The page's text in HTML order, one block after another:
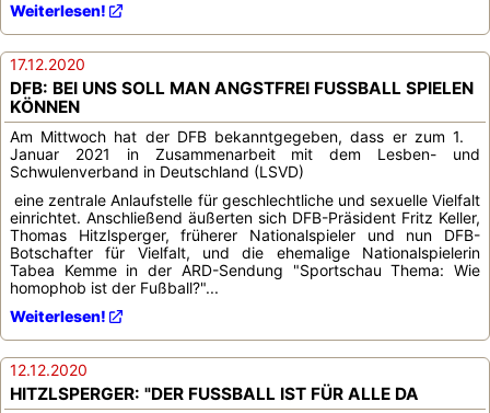
Weiterlesen!
17.12.2020
DFB: BEI UNS SOLL MAN ANGSTFREI FUSSBALL SPIELEN
KÖNNEN
Am Mittwoch hat der DFB bekanntgegeben, dass er zum 1.
Januar 2021 in Zusammenarbeit mit dem Lesben- und
Schwulenverband in Deutschland (LSVD)
eine zentrale Anlaufstelle für geschlechtliche und sexuelle Vielfalt
einrichtet. Anschließend äußerten sich DFB-Präsident Fritz Keller,
Thomas Hitzlsperger, früherer Nationalspieler und nun DFB-
Botschafter für Vielfalt, und die ehemalige Nationalspielerin
Tabea Kemme in der ARD-Sendung "Sportschau Thema: Wie
homophob ist der Fußball?"...
Weiterlesen!
12.12.2020
HITZLSPERGER: "DER FUSSBALL IST FÜR ALLE DA